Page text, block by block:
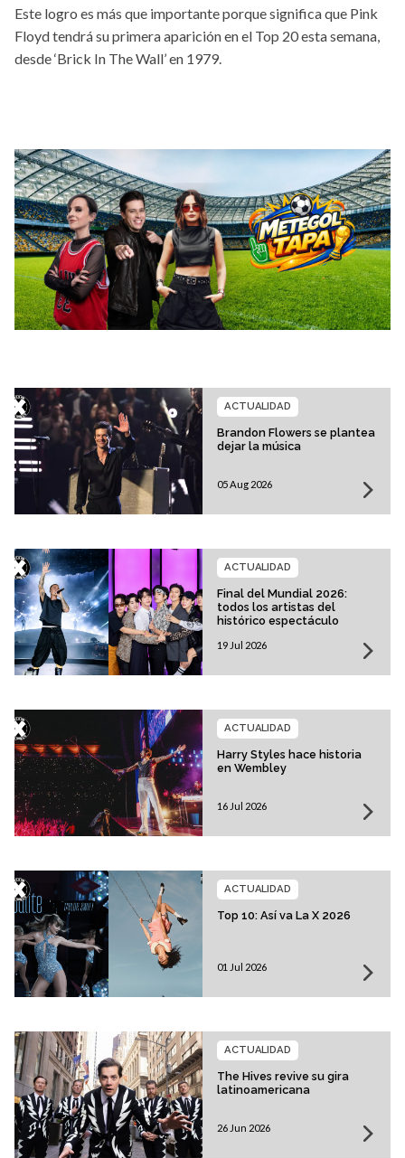
Este logro es más que importante porque significa que Pink
Floyd tendrá su primera aparición en el Top 20 esta semana,
desde ‘Brick In The Wall’ en 1979.
Brandon Flowers se plantea
dejar la música
ACTUALIDAD
05 Aug 2026
Final del Mundial 2026:
todos los artistas del
histórico espectáculo
ACTUALIDAD
19 Jul 2026
Harry Styles hace historia
en Wembley
ACTUALIDAD
16 Jul 2026
Top 10: Así va La X 2026
ACTUALIDAD
01 Jul 2026
The Hives revive su gira
latinoamericana
ACTUALIDAD
26 Jun 2026